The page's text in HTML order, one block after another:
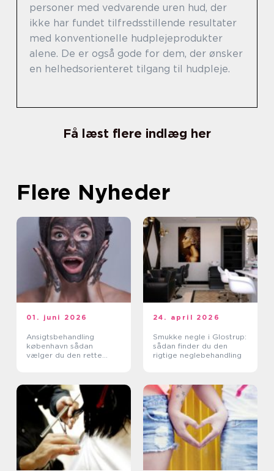
personer med vedvarende uren hud, der
ikke har fundet tilfredsstillende resultater
med konventionelle hudplejeprodukter
alene. De er også gode for dem, der ønsker
en helhedsorienteret tilgang til hudpleje.
Få læst flere indlæg her
Flere Nyheder
01. juni 2026
Ansigtsbehandling
københavn sådan
vælger du den rette
24. april 2026
Smukke negle i Glostrup:
sådan finder du den
rigtige neglebehandling